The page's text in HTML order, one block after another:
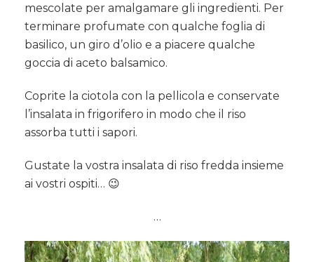
mescolate per amalgamare gli ingredienti. Per
terminare profumate con qualche foglia di
basilico, un giro d’olio e a piacere qualche
goccia di aceto balsamico.
Coprite la ciotola con la pellicola e conservate
l’insalata in frigorifero in modo che il riso
assorba tutti i sapori.
Gustate la vostra insalata di riso fredda insieme
ai vostri ospiti… 😉
…